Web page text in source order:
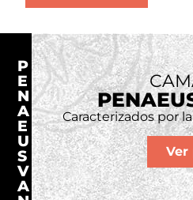
P
E
N
A
E
U
S
V
A
Caracterizados por
Ver